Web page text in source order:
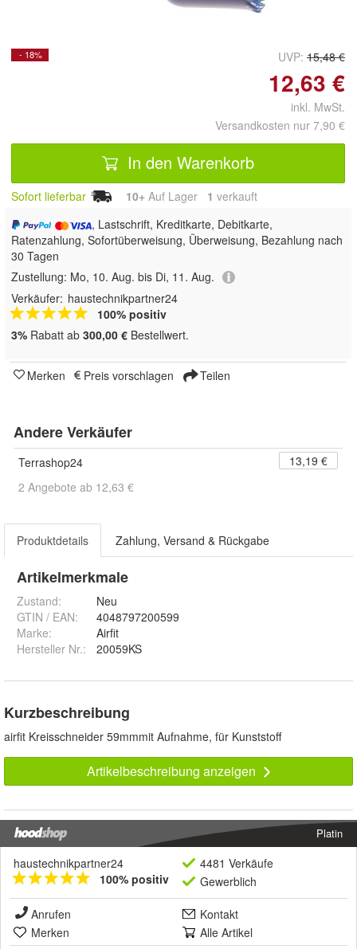
- 18% UVP: 15,48 €
12,63 €
inkl. MwSt.
Versandkosten nur 7,90 €
In den Warenkorb
Sofort lieferbar 10+ Auf Lager 1 verkauft
, Lastschrift, Kreditkarte, Debitkarte,
Ratenzahlung, Sofortüberweisung, Überweisung, Bezahlung nach
30 Tagen
Zustellung: Mo, 10. Aug. bis Di, 11. Aug.
Verkäufer: haustechnikpartner24
100% positiv
3% Rabatt ab 300,00 € Bestellwert.
Merken Preis vorschlagen Teilen
Andere Verkäufer
Terrashop24
13,19 €
2 Angebote ab 12,63 €
Produktdetails Zahlung, Versand & Rückgabe
Artikelmerkmale
Zustand:
Neu
GTIN / EAN:
4048797200599
Marke:
Airfit
Hersteller Nr.:
20059KS
Kurzbeschreibung
airfit Kreisschneider 59mmmit Aufnahme, für Kunststoff
Artikelbeschreibung anzeigen
Platin
haustechnikpartner24
100% positiv
4481 Verkäufe
Gewerblich
Anrufen
Kontakt
Merken
Alle Artikel